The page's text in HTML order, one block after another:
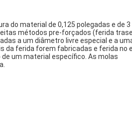
do material de 0,125 polegadas e de 3
métodos pre-forçados (ferida
a um diâmetro livre especial e a
da ferida forem fabricadas e ferida no
um material específico. As molas